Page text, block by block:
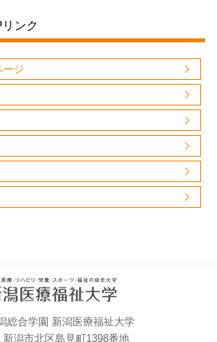
ンク
ージ
総合学園 新潟医療福祉大学
新潟市北区島見町1398番地